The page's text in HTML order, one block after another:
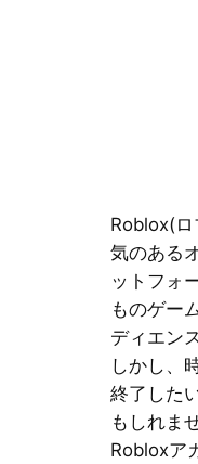
Roblox(ロ
気のある
ットフォ
ものゲー
ディエン
しかし、
終了した
もしれま
Robloxア